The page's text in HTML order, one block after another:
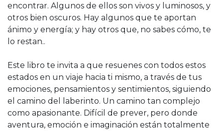
encontrar. Algunos de ellos son vivos y luminosos, y
otros bien oscuros. Hay algunos que te aportan
ánimo y energía; y hay otros que, no sabes cómo, te
lo restan..
Este libro te invita a que resuenes con todos estos
estados en un viaje hacia ti mismo, a través de tus
emociones, pensamientos y sentimientos, siguiendo
el camino del laberinto. Un camino tan complejo
como apasionante. Difícil de prever, pero donde
aventura, emoción e imaginación están totalmente